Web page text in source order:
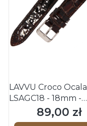
LAVVU Croco Ocala
LSAGC18 - 18mm -
CIEMNY BRĄZ -
Skórzany pasek do
Cena
89,00 zł